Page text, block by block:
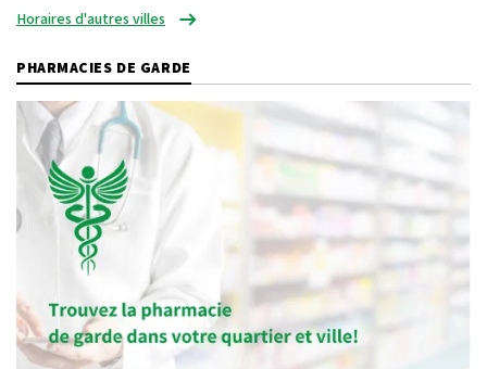
Horaires d'autres villes
PHARMACIES DE GARDE